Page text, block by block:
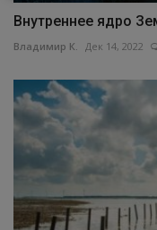
Внутреннее ядро
Владимир К. Дек 14, 2022